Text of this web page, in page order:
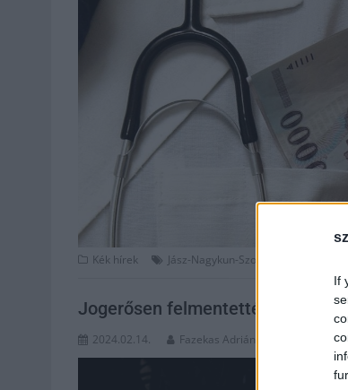
If
Kék hírek Jász-Nagykun-Szolnok megye
Jogerősen felmentették Bige
2024.02.14. Fazekas Adrián